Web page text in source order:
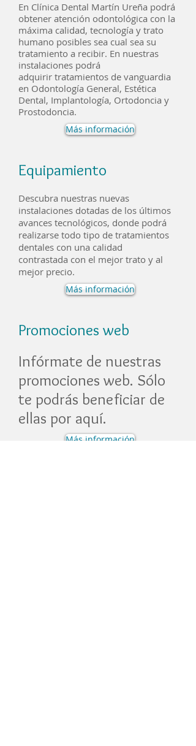
En Clínica Dental Martín Ureña podrá
obtener atención odontológica con la
máxima calidad, tecnología y trato
humano posibles sea cual sea su
tratamiento a recibir. En nuestras
instalaciones podrá
adquirir tratamientos de vanguardia
en Odontología General, Estética
Dental, Implantología, Ortodoncia y
Prostodoncia.
Más información
Equipamiento
Descubra nuestras nuevas
instalaciones dotadas de los últimos
avances tecnológicos, donde podrá
realizarse todo tipo de tratamientos
dentales con una calidad
contrastada con el mejor trato y al
mejor precio.
Más información
Promociones web
Infórmate de nuestras
promociones web. Sólo
te podrás beneficiar de
ellas por aquí.
Más información